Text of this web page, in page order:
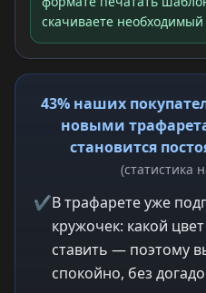
скачиваете
43% наших
новыми
становится
(статистика
✔В трафарете уже
кружочек: какой
ставить — поэтому
спокойно, без